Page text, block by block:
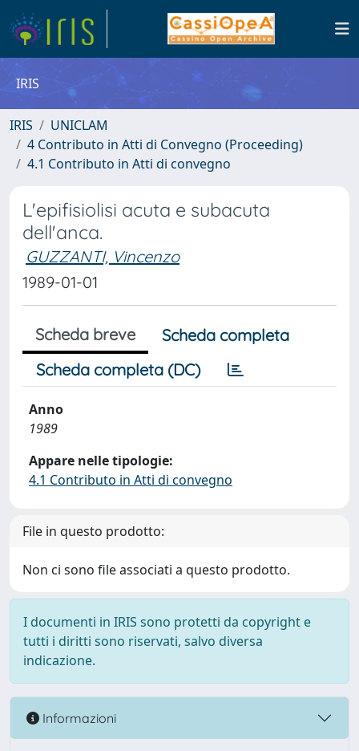
IRIS
IRIS
UNICLAM
4 Contributo in Atti di Convegno (Proceeding)
4.1 Contributo in Atti di convegno
L'epifisiolisi acuta e subacuta
dell'anca.
GUZZANTI, Vincenzo
1989-01-01
Scheda breve
Scheda completa
Scheda completa (DC)
Anno
1989
Appare nelle tipologie:
4.1 Contributo in Atti di convegno
File in questo prodotto:
Non ci sono file associati a questo prodotto.
I documenti in IRIS sono protetti da copyright e
tutti i diritti sono riservati, salvo diversa
indicazione.
Informazioni